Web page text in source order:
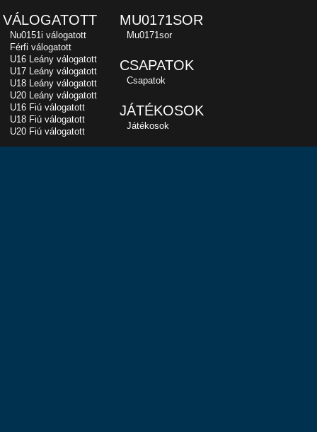
VÁLOGATOTT
Nu0151i válogatott
Férfi válogatott
U16 Leány válogatott
U17 Leány válogatott
U18 Leány válogatott
U20 Leány válogatott
U16 Fiú válogatott
U18 Fiú válogatott
U20 Fiú válogatott
MU0171SOR
Mu0171sor
CSAPATOK
Csapatok
JÁTÉKOSOK
Játékosok